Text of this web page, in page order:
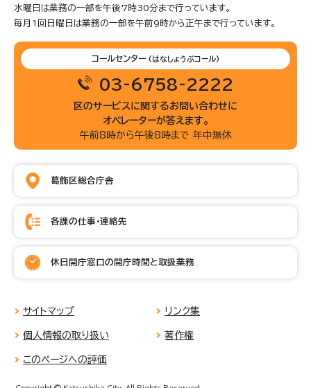
水曜日は業務の一部を午後7時30分まで行っています。
毎月1回日曜日は業務の一部を午前9時から正午まで行っています。
コールセンター (はなしょうぶコール)
03-6758-2222
区のサービスに関するお問い合わせに
オペレーターが答えます。
午前8時から午後8時まで 年中無休
葛飾区総合庁舎
各課の仕事・連絡先
休日開庁窓口の開庁時間と取扱業務
サイトマップ リンク集
個人情報の取り扱い 著作権
このページへの評価